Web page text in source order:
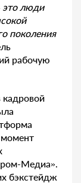
это люди
поколения
рабочую
Медиа».
бэкстейдж